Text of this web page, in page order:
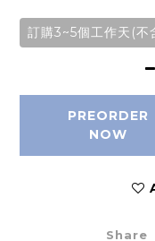
訂購3~5個工作天(不
PREORDER
NOW
Share